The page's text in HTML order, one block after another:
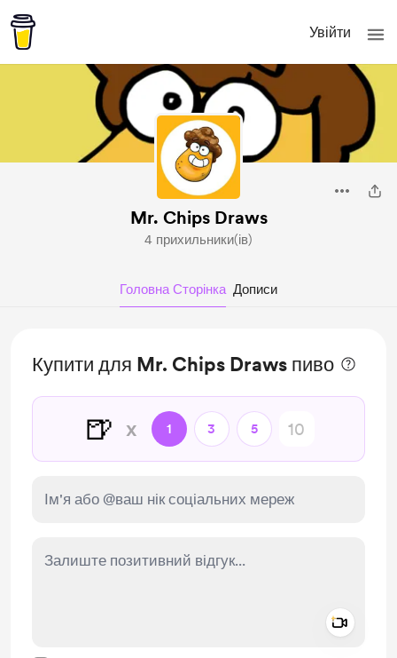
Увійти
Mr. Chips Draws
4 прихильники(ів)
Головна Сторінка Дописи
Купити для Mr. Chips Draws пиво
🍺 x 1 3 5